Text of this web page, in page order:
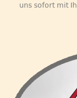
uns sofort mit